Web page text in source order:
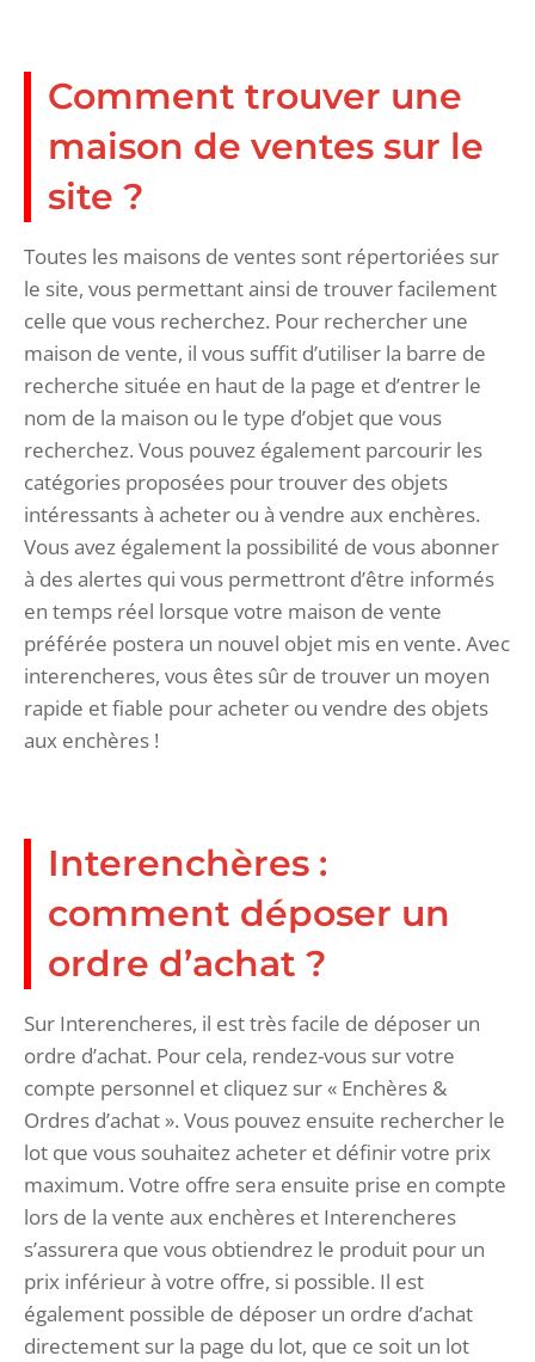
Comment trouver une
maison de ventes sur le
site ?
Toutes les maisons de ventes sont répertoriées sur
le site, vous permettant ainsi de trouver facilement
celle que vous recherchez. Pour rechercher une
maison de vente, il vous suffit d’utiliser la barre de
recherche située en haut de la page et d’entrer le
nom de la maison ou le type d’objet que vous
recherchez. Vous pouvez également parcourir les
catégories proposées pour trouver des objets
intéressants à acheter ou à vendre aux enchères.
Vous avez également la possibilité de vous abonner
à des alertes qui vous permettront d’être informés
en temps réel lorsque votre maison de vente
préférée postera un nouvel objet mis en vente. Avec
interencheres, vous êtes sûr de trouver un moyen
rapide et fiable pour acheter ou vendre des objets
aux enchères !
Interenchères :
comment déposer un
ordre d’achat ?
Sur Interencheres, il est très facile de déposer un
ordre d’achat. Pour cela, rendez-vous sur votre
compte personnel et cliquez sur « Enchères &
Ordres d’achat ». Vous pouvez ensuite rechercher le
lot que vous souhaitez acheter et définir votre prix
maximum. Votre offre sera ensuite prise en compte
lors de la vente aux enchères et Interencheres
s’assurera que vous obtiendrez le produit pour un
prix inférieur à votre offre, si possible. Il est
également possible de déposer un ordre d’achat
directement sur la page du lot, que ce soit un lot